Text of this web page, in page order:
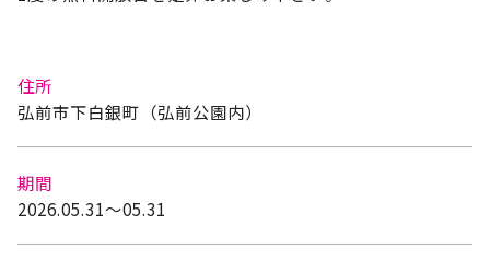
住所
弘前市下白銀町（弘前公園内）
期間
2026.05.31～05.31